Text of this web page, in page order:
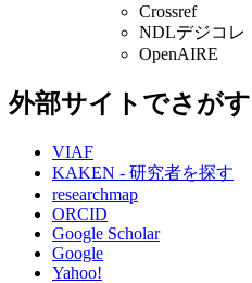
Crossref
NDLデジコレ
OpenAIRE
外部サイトでさがす
VIAF
KAKEN - 研究者を探す
researchmap
ORCID
Google Scholar
Google
Yahoo!